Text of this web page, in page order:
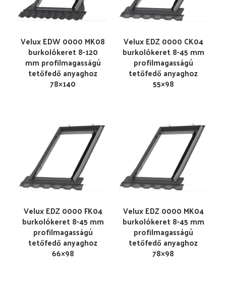
Velux EDW 0000 MK08
burkolókeret 8-120
mm profilmagasságú
tetőfedő anyaghoz
78×140
Velux EDZ 0000 CK04
burkolókeret 8-45 mm
profilmagasságú
tetőfedő anyaghoz
55×98
Velux EDZ 0000 FK04
burkolókeret 8-45 mm
profilmagasságú
tetőfedő anyaghoz
66×98
Velux EDZ 0000 MK04
burkolókeret 8-45 mm
profilmagasságú
tetőfedő anyaghoz
78×98